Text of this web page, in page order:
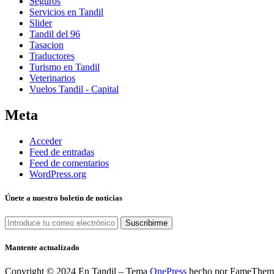
Servicios en Tandil
Slider
Tandil del 96
Tasacion
Traductores
Turismo en Tandil
Veterinarios
Vuelos Tandil - Capital
Meta
Acceder
Feed de entradas
Feed de comentarios
WordPress.org
Únete a nuestro boletín de noticias
Mantente actualizado
Copyright © 2024 En Tandil – Tema OnePress hecho por